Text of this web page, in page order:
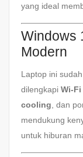
yang ideal
Windows
Modern
Laptop ini
dilengkapi Wi-
cooling , dan
mendukung
untuk hiburan